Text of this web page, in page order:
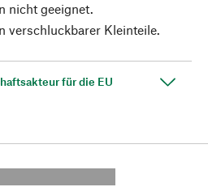
nicht geeignet.
verschluckbarer Kleinteile.
für die EU